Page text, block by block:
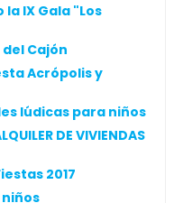
IX Gala "Los
Cajón
Acrópolis y
lúdicas para niños
DE VIVIENDAS
2017